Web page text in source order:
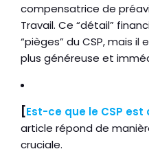
compensatrice de
Travail. Ce “détail”
“pièges” du CSP, mais il
plus généreuse et
[Est-ce que le CSP est
article répond de
cruciale.